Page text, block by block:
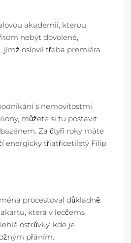
akademii, kterou
nebýt dovolené,
jímž oslovil třeba premiéra
s nemovitostmi.
můžete si tu postavit
Za čtyři roky máte
energicky třiatřicetiletý Filip
procestoval důkladně.
která v lecčems
ostrůvky, kde je
přáním.